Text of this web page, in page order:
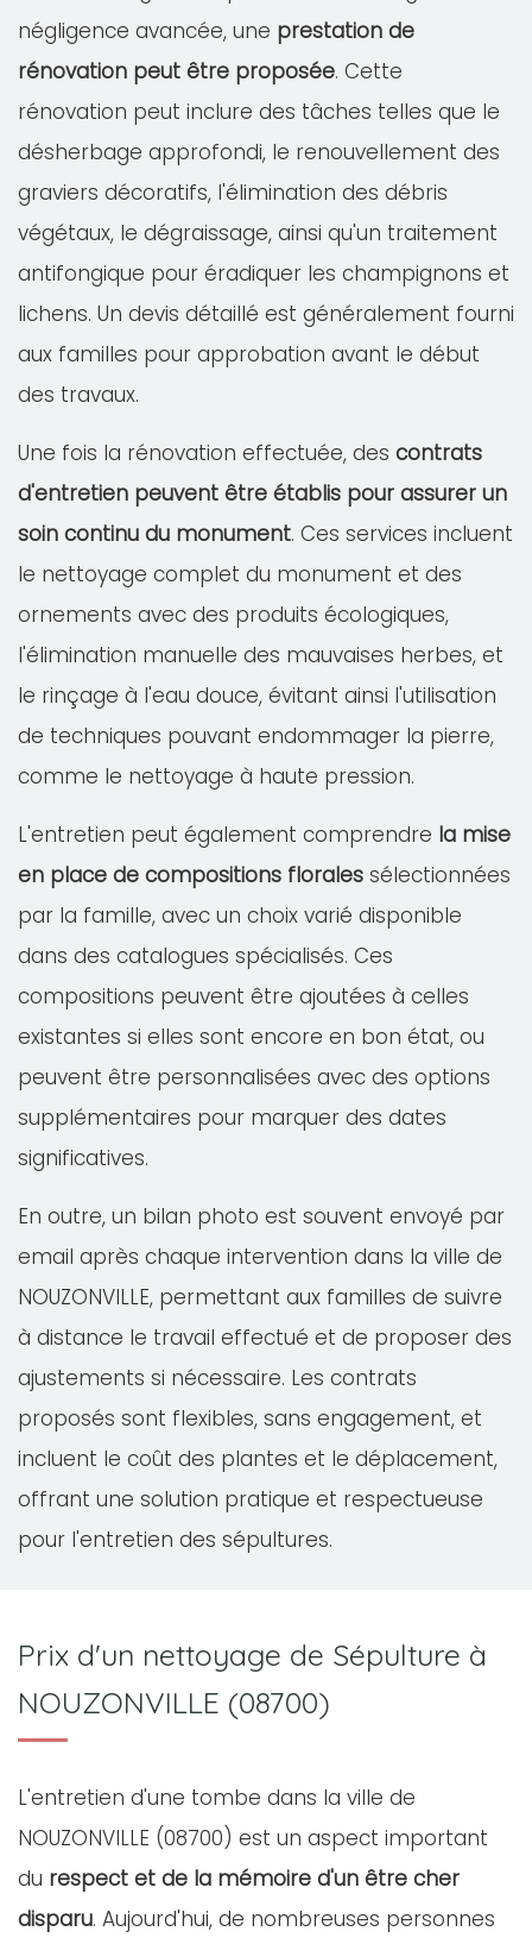
négligence avancée, une prestation de
rénovation peut être proposée. Cette
rénovation peut inclure des tâches telles que le
désherbage approfondi, le renouvellement des
graviers décoratifs, l'élimination des débris
végétaux, le dégraissage, ainsi qu'un traitement
antifongique pour éradiquer les champignons et
lichens. Un devis détaillé est généralement fourni
aux familles pour approbation avant le début
des travaux.
Une fois la rénovation effectuée, des contrats
d'entretien peuvent être établis pour assurer un
soin continu du monument. Ces services incluent
le nettoyage complet du monument et des
ornements avec des produits écologiques,
l'élimination manuelle des mauvaises herbes, et
le rinçage à l'eau douce, évitant ainsi l'utilisation
de techniques pouvant endommager la pierre,
comme le nettoyage à haute pression.
L'entretien peut également comprendre la mise
en place de compositions florales sélectionnées
par la famille, avec un choix varié disponible
dans des catalogues spécialisés. Ces
compositions peuvent être ajoutées à celles
existantes si elles sont encore en bon état, ou
peuvent être personnalisées avec des options
supplémentaires pour marquer des dates
significatives.
En outre, un bilan photo est souvent envoyé par
email après chaque intervention dans la ville de
NOUZONVILLE, permettant aux familles de suivre
à distance le travail effectué et de proposer des
ajustements si nécessaire. Les contrats
proposés sont flexibles, sans engagement, et
incluent le coût des plantes et le déplacement,
offrant une solution pratique et respectueuse
pour l'entretien des sépultures.
Prix d'un nettoyage de Sépulture à
NOUZONVILLE (08700)
L'entretien d'une tombe dans la ville de
NOUZONVILLE (08700) est un aspect important
du respect et de la mémoire d'un être cher
disparu. Aujourd'hui, de nombreuses personnes